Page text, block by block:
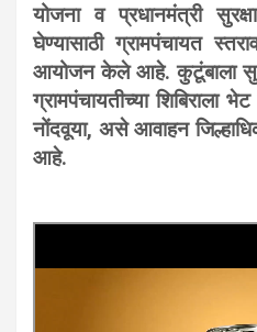
योजना व प्रधानमंत्री
घेण्यासाठी ग्रामपंचायत
आयोजन केले आहे. कुटूंबाला
ग्रामपंचायतीच्या शिबिराला
नोंदवूया, असे आवाहन
आहे.